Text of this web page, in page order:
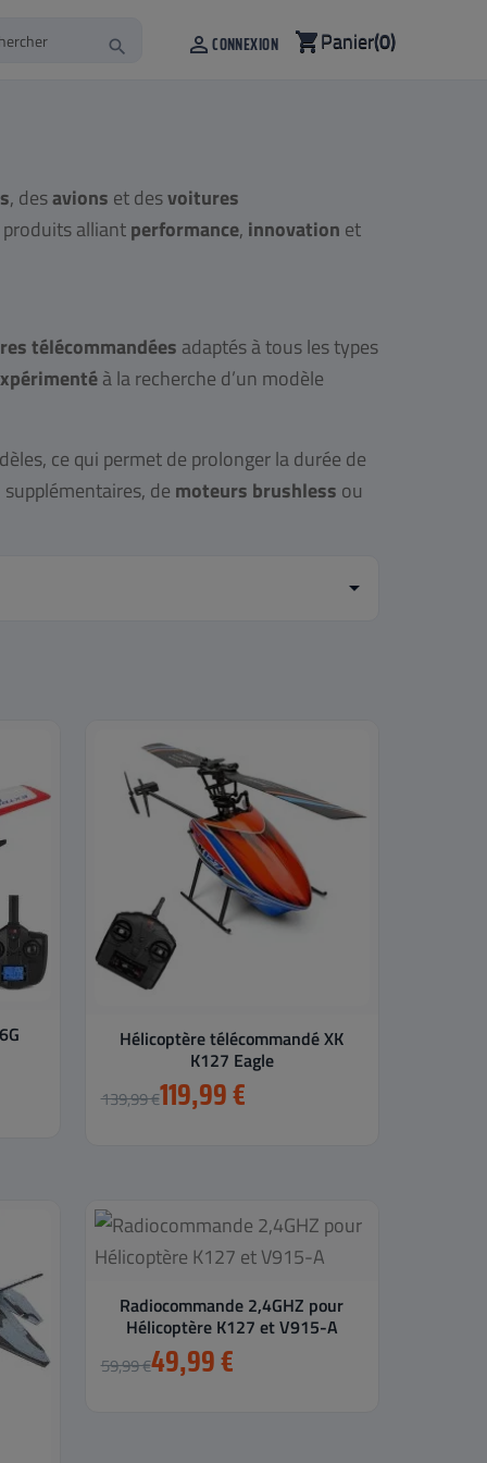
search CONNEXION shopping_cartPanier(0)
, desavions et desvoitures
alliantperformance, innovation et
télécommandées adaptés à tous les types
à la recherche d’un modèle
ce qui permet de prolonger la durée de
supplémentaires, de moteurs brushless ou

Hélicoptère télécommandé XK
K127 Eagle
139,99 €119,99 €
Radiocommande 2,4GHZ pour
Hélicoptère K127 et V915-A
59,99 €49,99 €